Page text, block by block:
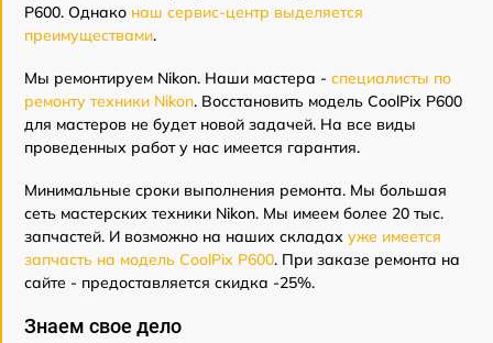
P600. Однако наш сервис-центр выделяется
преимуществами.
Мы ремонтируем Nikon. Наши мастера - специалисты по
ремонту техники Nikon. Восстановить модель CoolPix P600
для мастеров не будет новой задачей. На все виды
проведенных работ у нас имеется гарантия.
Минимальные сроки выполнения ремонта. Мы большая
сеть мастерских техники Nikon. Мы имеем более 20 тыс.
запчастей. И возможно на наших складах уже имеется
запчасть на модель CoolPix P600. При заказе ремонта на
сайте - предоставляется скидка -25%.
Знаем свое дело